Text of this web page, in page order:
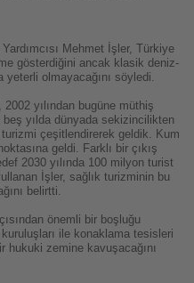
Mehmet İşler, Türkiye
gösterdiğini ancak klasik deniz-
yeterli olmayacağını söyledi.
yılından bugüne müthiş
yılda dünyada sekizincilikten
çeşitlendirerek geldik. Kum
geldi. Farklı bir çıkış
2030 yılında 100 milyon turist
İşler, sağlık turizminin bu
belirtti.
önemli bir boşluğu
ile konaklama tesisleri
hukuki zemine kavuşacağını